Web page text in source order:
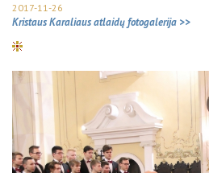
2017-11-26
Kristaus Karaliaus atlaidų fotogalerija >>